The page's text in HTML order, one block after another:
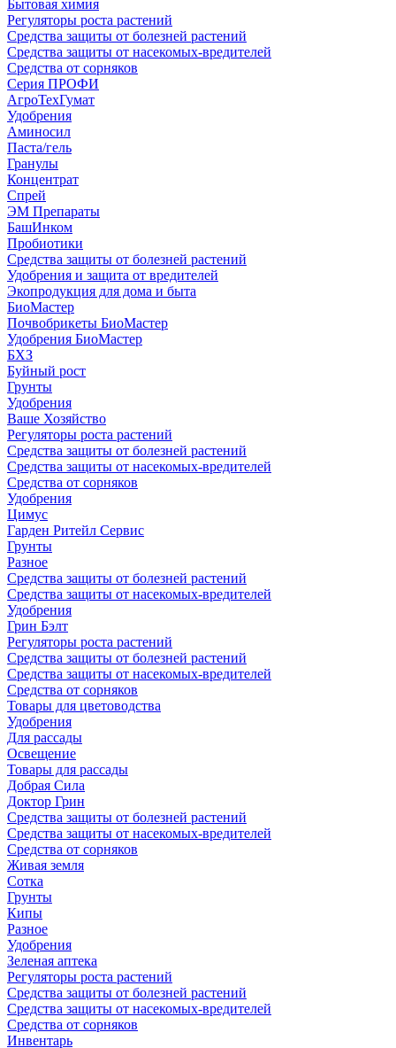
Бытовая химия
Регуляторы роста растений
Средства защиты от болезней растений
Средства защиты от насекомых-вредителей
Средства от сорняков
Серия ПРОФИ
АгроТехГумат
Удобрения
Аминосил
Паста/гель
Гранулы
Концентрат
Спрей
ЭМ Препараты
БашИнком
Пробиотики
Средства защиты от болезней растений
Удобрения и защита от вредителей
Экопродукция для дома и быта
БиоМастер
Почвобрикеты БиоМастер
Удобрения БиоМастер
БХЗ
Буйный рост
Грунты
Удобрения
Ваше Хозяйство
Регуляторы роста растений
Средства защиты от болезней растений
Средства защиты от насекомых-вредителей
Средства от сорняков
Удобрения
Цимус
Гарден Ритейл Сервис
Грунты
Разное
Средства защиты от болезней растений
Средства защиты от насекомых-вредителей
Удобрения
Грин Бэлт
Регуляторы роста растений
Средства защиты от болезней растений
Средства защиты от насекомых-вредителей
Средства от сорняков
Товары для цветоводства
Удобрения
Для рассады
Освещение
Товары для рассады
Добрая Сила
Доктор Грин
Средства защиты от болезней растений
Средства защиты от насекомых-вредителей
Средства от сорняков
Живая земля
Сотка
Грунты
Кипы
Разное
Удобрения
Зеленая аптека
Регуляторы роста растений
Средства защиты от болезней растений
Средства защиты от насекомых-вредителей
Средства от сорняков
Инвентарь